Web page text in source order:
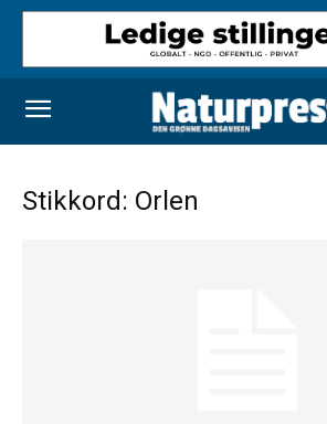
Stikkord: Orlen